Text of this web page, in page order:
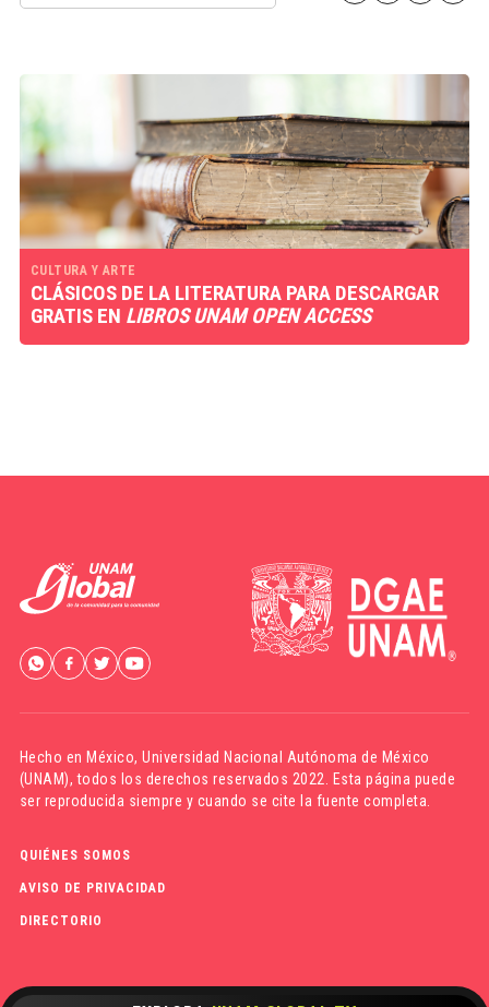
CULTURA Y ARTE
CLÁSICOS DE LA LITERATURA PARA DESCARGAR
GRATIS EN LIBROS UNAM OPEN ACCESS
Hecho en México,Universidad Nacional Autónoma de México
(UNAM), todos los derechos reservados 2022. Esta página puede
ser reproducida siempre y cuando se cite la fuente completa.
QUIÉNES SOMOS
AVISO DE PRIVACIDAD
DIRECTORIO